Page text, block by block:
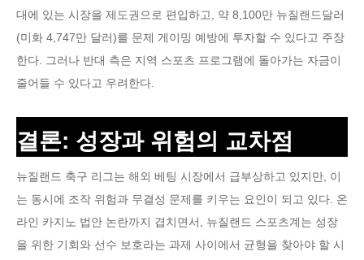
대에 있는 시장을 제도권으로 편입하고, 약 8,100만 뉴질랜드달러
(미화 4,747만 달러)를 문제 게이밍 예방에 투자할 수 있다고 주장
한다. 그러나 반대 측은 지역 스포츠 프로그램에 돌아가는 자금이
줄어들 수 있다고 우려한다.
결론: 성장과 위험의 교차점
뉴질랜드 축구 리그는 해외 베팅 시장에서 급부상하고 있지만, 이
는 동시에 조작 위험과 무결성 문제를 키우는 요인이 되고 있다. 온
라인 카지노 법안 논란까지 겹치면서, 뉴질랜드 스포츠계는 성장
을 위한 기회와 선수 보호라는 과제 사이에서 균형을 찾아야 할 시